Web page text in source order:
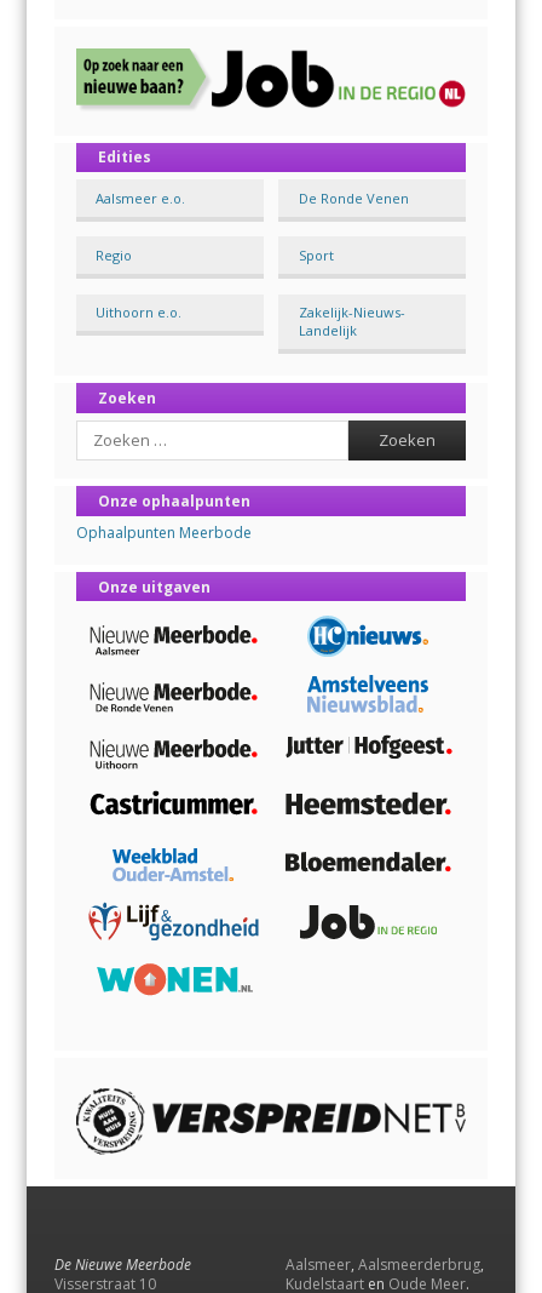
Edities
Aalsmeer e.o. De Ronde Venen
Regio Sport
Uithoorn e.o.
Zakelijk-Nieuws-
Landelijk
Zoeken
Search
Onze ophaalpunten
Ophaalpunten Meerbode
Onze uitgaven
De Nieuwe Meerbode
Visserstraat 10
Aalsmeer, Aalsmeerderbrug,
Kudelstaart en Oude Meer.